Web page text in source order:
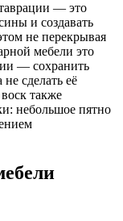
— это
и создавать
не перекрывая
мебели это
— сохранить
сделать её
также
небольшое пятно